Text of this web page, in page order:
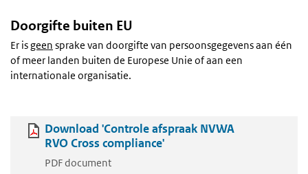
Doorgifte buiten EU
Er isgeen sprake van doorgifte van persoonsgegevens aan één
of meer landen buiten de Europese Unie of aan een
internationale organisatie.
Download 'Controle afspraak NVWA
RVO Cross compliance'
PDF document